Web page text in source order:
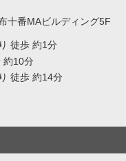
十番MAビルディング5F
徒歩 約1分
約10分
徒歩 約14分